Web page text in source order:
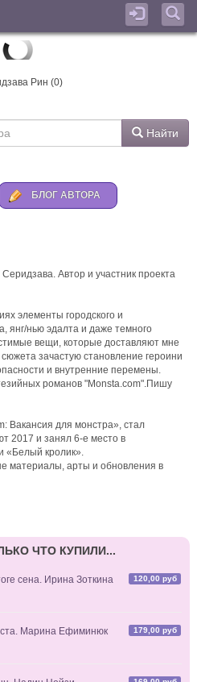
Рин (0)
Найти
БЛОГ АВТОРА
Автор и участник проекта
элементы городского и
янг/нью эдалта и даже темного
вещи, которые доставляют мне
зачастую становление героини
и внутренние перемены.
романов "Monsta.com".Пишу
Вакансия для монстра», стал
2017 и занял 6-е место в
«Белый кролик».
материалы, арты и обновления в
ЧТО КУПИЛИ...
120,00 руб
сена. Ирина Зоткина
179,00 руб
Марина Ефиминюк
🍀) Эта компания из "Правды
> Баллада шикарная,
2 августа - воскресная
Очень атмосферные, как и твои
уютное застолье на арте.